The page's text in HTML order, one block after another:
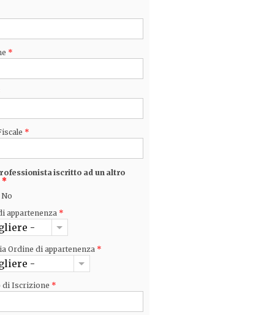
*
*
iscritto ad un altro
*
No
appartenenza *
-
Ordine di appartenenza *
-
di Iscrizione *